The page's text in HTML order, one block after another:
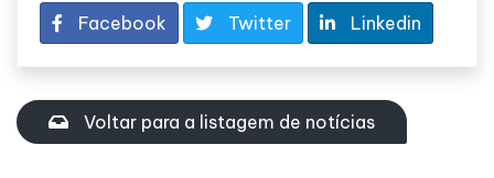
Facebook Twitter Linkedin
Voltar para a listagem de notícias